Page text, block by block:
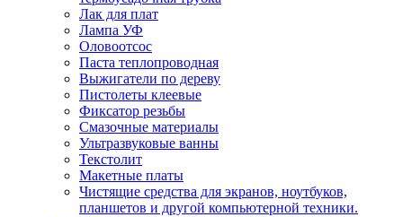
Лак для плат
Лампа УФ
Оловоотсос
Паста теплопроводная
Выжигатели по дереву
Пистолеты клеевые
Фиксатор резьбы
Смазочные материалы
Ультразвуковые ванны
Текстолит
Макетные платы
Чистящие средства для экранов, ноутбуков,
планшетов и другой компьютерной техники.